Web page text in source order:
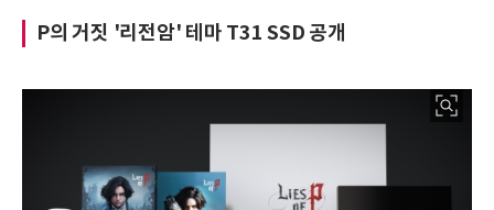
P의 거짓 '리전암' 테마 T31 SSD 공개